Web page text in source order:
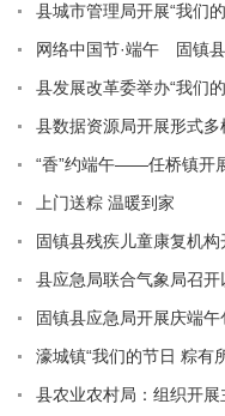
县城市管理局开展“我们
县发展改革委举办“我们
“香”约端午——任桥镇开
上门送粽 温暖到家
固镇县应急局开展庆端午